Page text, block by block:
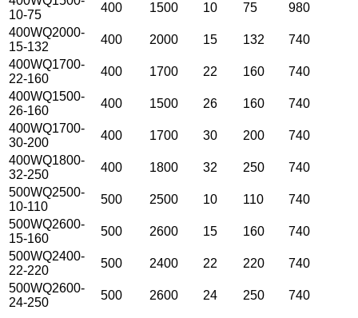
10-75
400 1500 10 75
980
400WQ2000-
15-132
400 2000 15 132
740
400WQ1700-
22-160
400 1700 22 160
740
400WQ1500-
26-160
400 1500 26 160
740
400WQ1700-
30-200
400 1700 30 200
740
400WQ1800-
32-250
400 1800 32 250
740
500WQ2500-
10-110
500 2500 10 110
740
500WQ2600-
15-160
500 2600 15 160
740
500WQ2400-
22-220
500 2400 22 220
740
500WQ2600-
24-250
500 2600 24 250 740